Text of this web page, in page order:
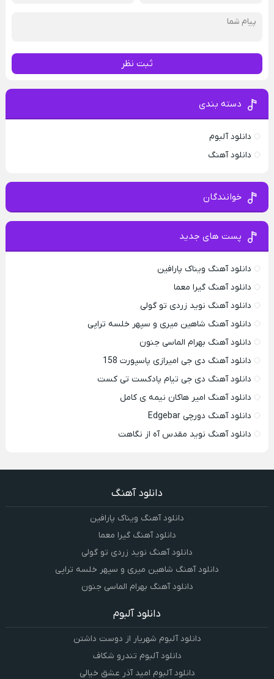
ثبت نظر
دسته بندی
دانلود آلبوم
دانلود آهنگ
خوانندگان
پست های جدید
دانلود آهنگ ویناک پارافین
دانلود آهنگ گیرا معما
دانلود آهنگ نوید زردی تو گولی
دانلود آهنگ شاهین میری و سپهر خلسه تراپی
دانلود آهنگ بهرام الماسی جنون
دانلود آهنگ دی جی امیرازی پاسپورت 158
دانلود آهنگ دی جی تیام پادکست تی کست
دانلود آهنگ امیر هاکان نیمه ی کامل
دانلود آهنگ دورچی Edgebar
دانلود آهنگ نوید مقدس آه از نگاهت
دانلود آهنگ
دانلود آهنگ ویناک پارافین
دانلود آهنگ گیرا معما
دانلود آهنگ نوید زردی تو گولی
دانلود آهنگ شاهین میری و سپهر خلسه تراپی
دانلود آهنگ بهرام الماسی جنون
دانلود آلبوم
دانلود آلبوم شهریار از دوست داشتن
دانلود آلبوم تندرو شکاف
دانلود آلبوم امید آذر عشق خیالی